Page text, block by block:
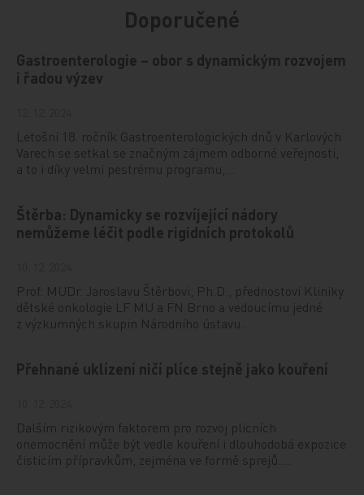
Doporučené
Gastroenterologie – obor s dynamickým rozvojem
i řadou výzev
Letošní 18. ročník Gastroenterologických dnů v Karlových
Varech se setkal se značným zájmem odborné veřejnosti,
a to i díky velmi pestrému programu,…
Štěrba: Dynamicky se rozvíjející nádory
nemůžeme léčit podle rigidních protokolů
Prof. MUDr. Jaroslavu Štěrbovi, Ph.D., přednostovi Kliniky
dětské onkologie LF MU a FN Brno a vedoucímu jedné
z výzkumných skupin Národního ústavu…
Přehnané uklízení ničí plíce stejně jako kouření
Dalším rizikovým faktorem pro rozvoj plicních
onemocnění může být vedle kouření i dlouhodobá expozice
čisticím přípravkům, zejména ve formě sprejů.…